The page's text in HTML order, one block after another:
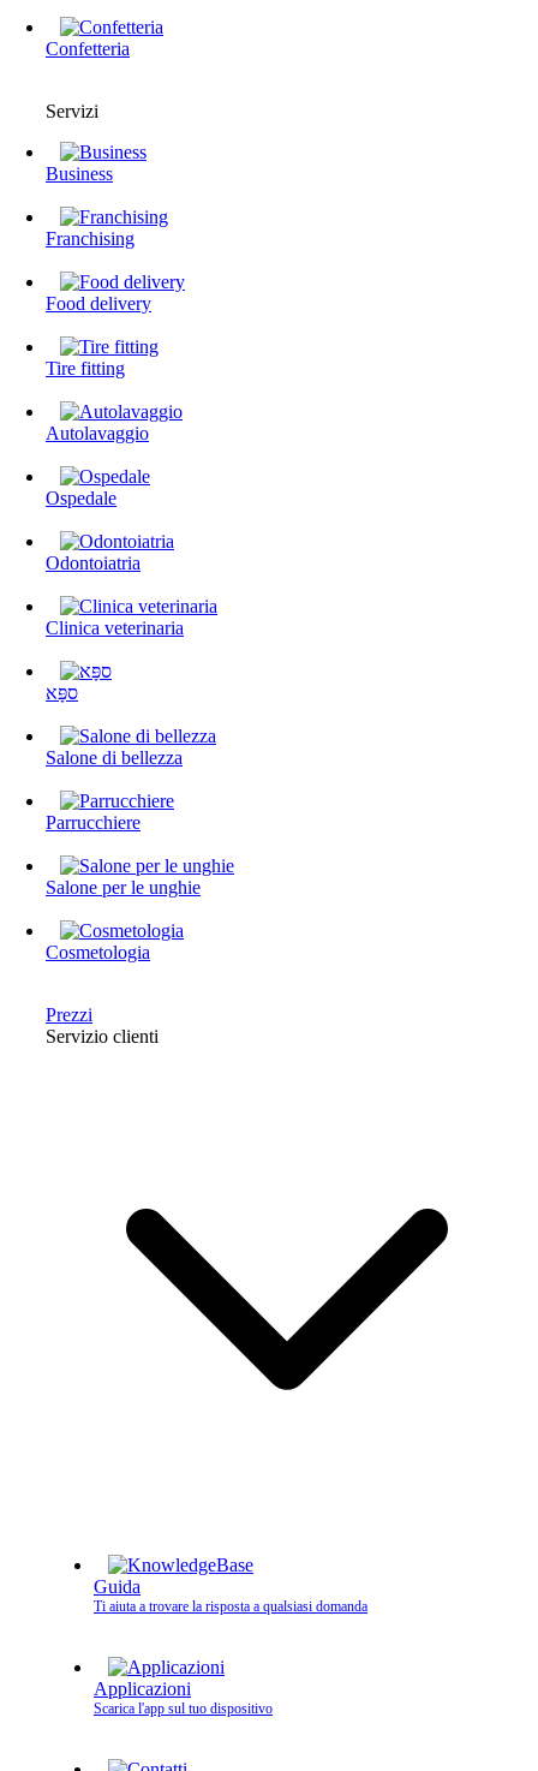
Confetteria
Servizi
Business
Franchising
Food delivery
Tire fitting
Autolavaggio
Ospedale
Odontoiatria
Clinica veterinaria
ספָּא
Salone di bellezza
Parrucchiere
Salone per le unghie
Cosmetologia
Prezzi
Servizio clienti
Guida
Ti aiuta a trovare la risposta a qualsiasi domanda
Applicazioni
Scarica l'app sul tuo dispositivo